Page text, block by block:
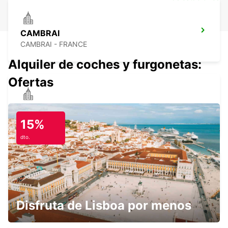
CAMBRAI
CAMBRAI - FRANCE
LENS
LENS - FRANCE
ESTACIÓN DE TREN DE CAMBRAI
CAMBRAI - FRANCE
Alquiler de coches y furgonetas:
Ofertas
15%
dto.
Disfruta de Lisboa por menos